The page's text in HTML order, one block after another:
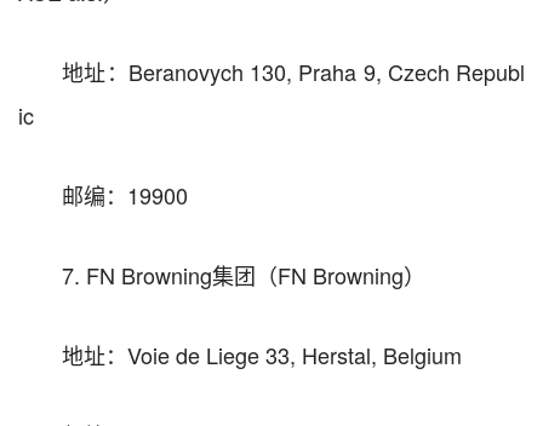
地址：Beranovych 130, Praha 9, Czech Republ
ic
邮编：19900
7. FN Browning集团（FN Browning）
地址：Voie de Liege 33, Herstal, Belgium